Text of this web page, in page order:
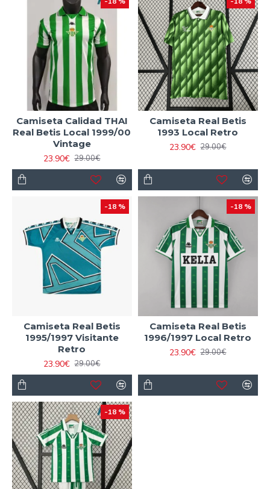
Camiseta Calidad THAI
Real Betis Local 1999/00
Vintage
23.90€ 29.00€
Camiseta Real Betis
1993 Local Retro
23.90€ 29.00€
-18 %
Camiseta Real Betis
1995/1997 Visitante
Retro
23.90€ 29.00€
-18 %
Camiseta Real Betis
1996/1997 Local Retro
23.90€ 29.00€
-18 %